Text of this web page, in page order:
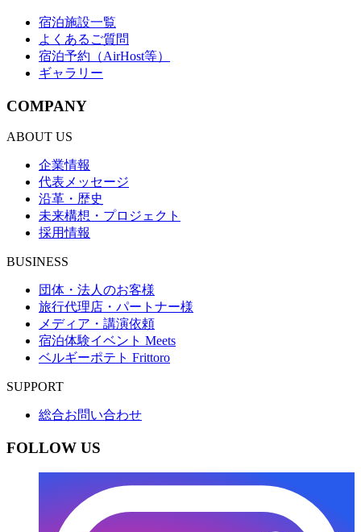
宿泊施設一覧
よくあるご質問
宿泊予約（AirHost等）
ギャラリー
COMPANY
ABOUT US
企業情報
代表メッセージ
沿革・歴史
未来構想・プロジェクト
採用情報
BUSINESS
団体・法人のお客様
旅行代理店・パートナー様
メディア・講演依頼
宿泊体験イベント Meets
ベルギーポテト Frittoro
SUPPORT
総合お問い合わせ
FOLLOW US